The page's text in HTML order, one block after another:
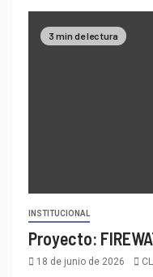
3 min de lectura
INSTITUCIONAL
Proyecto:
18 de junio de 2026